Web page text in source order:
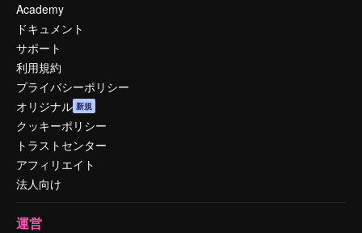
Academy
ドキュメント
サポート
利用規約
プライバシーポリシー
オリジナル 新規
クッキーポリシー
トラストセンター
アフィリエイト
法人向け
運営